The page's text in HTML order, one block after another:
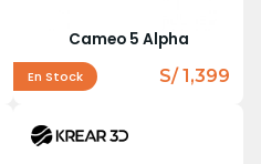
Cameo 5 Alpha
En Stock S/ 1,399